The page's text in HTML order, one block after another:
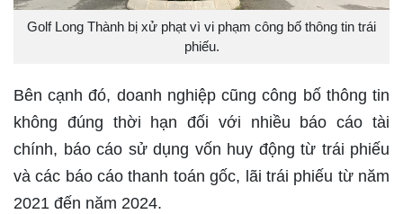
Golf Long Thành bị xử phạt vì vi phạm công bố thông tin trái
phiếu.
Bên cạnh đó, doanh nghiệp cũng công bố thông tin
không đúng thời hạn đối với nhiều báo cáo tài
chính, báo cáo sử dụng vốn huy động từ trái phiếu
và các báo cáo thanh toán gốc, lãi trái phiếu từ năm
2021 đến năm 2024.